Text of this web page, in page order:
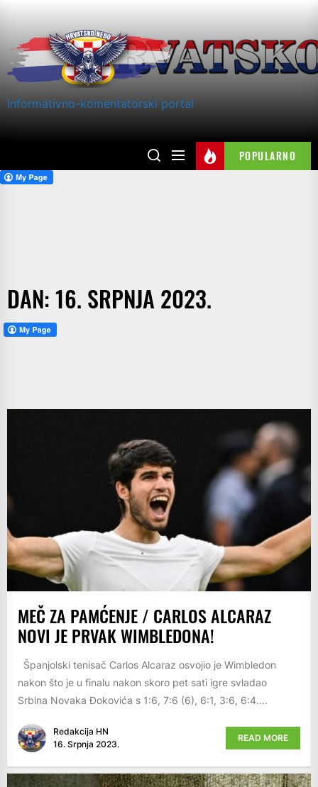
content
Informativno-komentatorski portal
POPULARNO
DAN:16. SRPNJA 2023.
MEČ ZA PAMĆENJE / CARLOS ALCARAZ
NOVI JE PRVAK WIMBLEDONA!
Španjolski tenisač Carlos Alcaraz osvojio je Wimbledon
nakon što je u finalu nakon skoro pet sati igre svladao
Srbina Novaka Đokovića s 1:6, 7:6 (6), 6:1, 3:6, 6:4....
Redakcija HN
16. Srpnja 2023.
READ MORE